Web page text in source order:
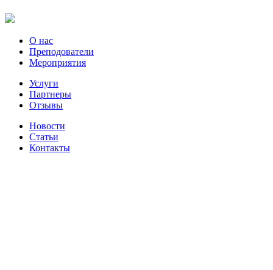
О нас
Преподователи
Мероприятия
Услуги
Партнеры
Отзывы
Новости
Статьи
Контакты